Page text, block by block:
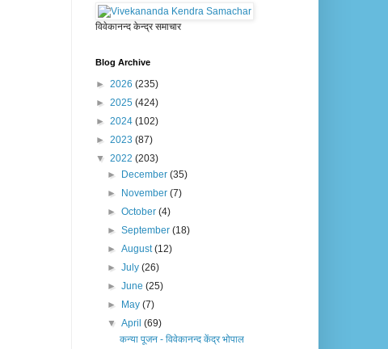
विवेकानन्द केन्द्र समाचार
Blog Archive
► 2026 (235)
► 2025 (424)
► 2024 (102)
► 2023 (87)
▼ 2022 (203)
►
December(35)
►
November(7)
►October(4)
►September(18)
►August(12)
►July(26)
►June(25)
►
May(7)
▼April(69)
कन्या पूजन - विवेकानन्द केंद्र भोपाल